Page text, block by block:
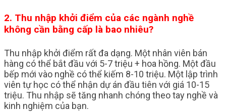
2. Thu nhập khởi điểm của các ngành nghề
không cần bằng cấp là bao nhiêu?
Thu nhập khởi điểm rất đa dạng. Một nhân viên bán
hàng có thể bắt đầu với 5-7 triệu + hoa hồng. Một đầu
bếp mới vào nghề có thể kiếm 8-10 triệu. Một lập trình
viên tự học có thể nhận dự án đầu tiên với giá 10-15
triệu. Thu nhập sẽ tăng nhanh chóng theo tay nghề và
kinh nghiệm của bạn.